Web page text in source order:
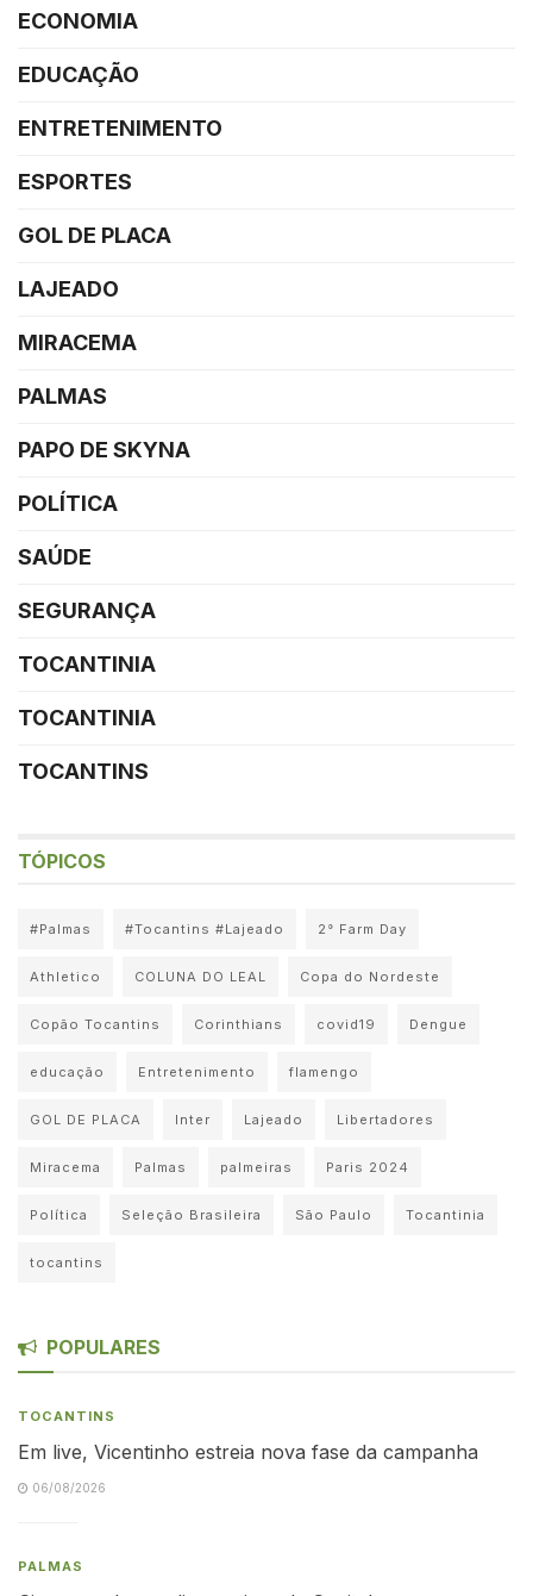
ECONOMIA
EDUCAÇÃO
ENTRETENIMENTO
ESPORTES
GOL DE PLACA
LAJEADO
MIRACEMA
PALMAS
PAPO DE SKYNA
POLÍTICA
SAÚDE
SEGURANÇA
TOCANTINIA
TOCANTINIA
TOCANTINS
TÓPICOS
#Palmas #Tocantins #Lajeado 2° Farm Day
Athletico COLUNA DO LEAL Copa do Nordeste
Copão Tocantins Corinthians covid19 Dengue
educação Entretenimento flamengo
GOL DE PLACA Inter Lajeado Libertadores
Miracema Palmas palmeiras Paris 2024
Política Seleção Brasileira São Paulo Tocantinia
tocantins
POPULARES
TOCANTINS
Em live, Vicentinho estreia nova fase da campanha
06/08/2026
PALMAS